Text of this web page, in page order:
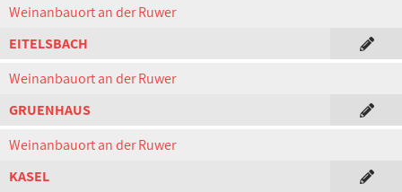
Weinanbauort an der Ruwer
EITELSBACH
Weinanbauort an der Ruwer
GRUENHAUS
Weinanbauort an der Ruwer
KASEL